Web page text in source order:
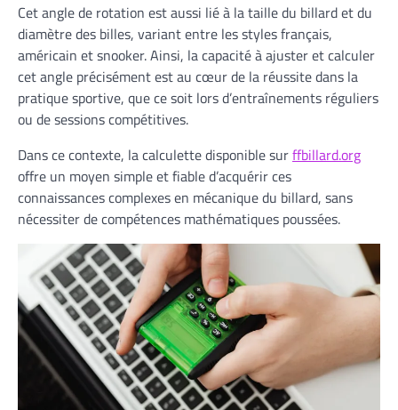
Cet angle de rotation est aussi lié à la taille du billard et du
diamètre des billes, variant entre les styles français,
américain et snooker. Ainsi, la capacité à ajuster et calculer
cet angle précisément est au cœur de la réussite dans la
pratique sportive, que ce soit lors d’entraînements réguliers
ou de sessions compétitives.
Dans ce contexte, la calculette disponible surffbillard.org
offre un moyen simple et fiable d’acquérir ces
connaissances complexes en mécanique du billard, sans
nécessiter de compétences mathématiques poussées.